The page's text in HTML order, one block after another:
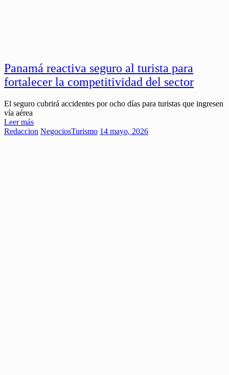
Panamá reactiva seguro al turista para
fortalecer la competitividad del sector
El seguro cubrirá accidentes por ocho días para turistas que ingresen
vía aérea
Leer más
Redaccion NegociosTurismo 14 mayo, 2026